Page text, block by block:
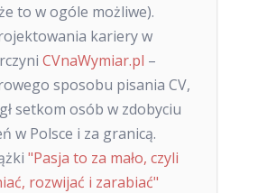
to w ogóle możliwe).
kariery w
CVnaWymiar.pl –
sposobu pisania CV,
setkom osób w zdobyciu
w Polsce i za granicą.
"Pasja to za mało, czyli
rozwijać i zarabiać"